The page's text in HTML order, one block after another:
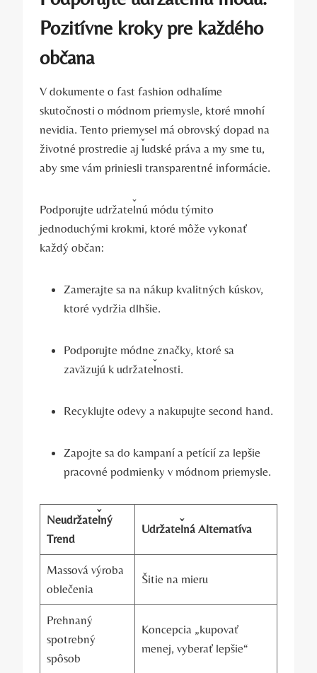
Pozitívne kroky pre každého
občana
V dokumente o fast fashion odhalíme
skutočnosti o módnom priemysle, ktoré mnohí
nevidia. Tento priemysel má obrovský dopad na
životné prostredie aj ľudské práva a my sme tu,
aby sme vám priniesli transparentné informácie.
Podporujte udržateľnú módu týmito
jednoduchými krokmi, ktoré môže vykonať
každý občan:
Zamerajte sa na nákup kvalitných kúskov,
ktoré vydržia dlhšie.
Podporujte módne značky, ktoré sa
zaväzujú k udržateľnosti.
Recyklujte odevy a nakupujte second hand.
Zapojte sa do kampaní a petícií za lepšie
pracovné podmienky v módnom priemysle.
Neudržateľný
Trend
Udržateľná Alternatíva
Massová výroba
oblečenia
Šitie na mieru
Prehnaný
spotrebný
spôsob
Koncepcia „kupovať
menej, vyberať lepšie“